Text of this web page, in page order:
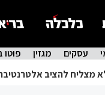
עסקים מגזין פוטו
מצליח להציב